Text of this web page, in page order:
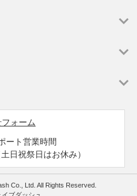
ォーム
ート営業時間
日祝祭日はお休み）
Co., Ltd. All Rights Reserved.